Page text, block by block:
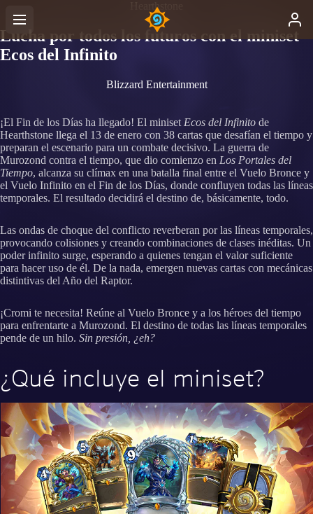
Hearthstone
Lucha por todos los futuros con el miniset
Ecos del Infinito
Blizzard Entertainment
¡El Fin de los Días ha llegado! El miniset Ecos del Infinito de
Hearthstone llega el 13 de enero con 38 cartas que desafían el tiempo y
preparan el escenario para un combate decisivo. La guerra de
Murozond contra el tiempo, que dio comienzo en Los Portales del
Tiempo, alcanza su clímax en una batalla final entre el Vuelo Bronce y
el Vuelo Infinito en el Fin de los Días, donde confluyen todas las líneas
temporales. El resultado decidirá el destino de, básicamente, todo.
Las ondas de choque del conflicto reverberan por las líneas temporales,
provocando colisiones y creando combinaciones de clases inéditas. Un
poder infinito surge, esperando a quienes tengan el valor suficiente
para hacer uso de él. De la nada, emergen nuevas cartas con mecánicas
distintivas del Año del Raptor.
¡Cromi te necesita! Reúne al Vuelo Bronce y a los héroes del tiempo
para enfrentarte a Murozond. El destino de todas las líneas temporales
pende de un hilo. Sin presión, ¿eh?
¿Qué incluye el miniset?